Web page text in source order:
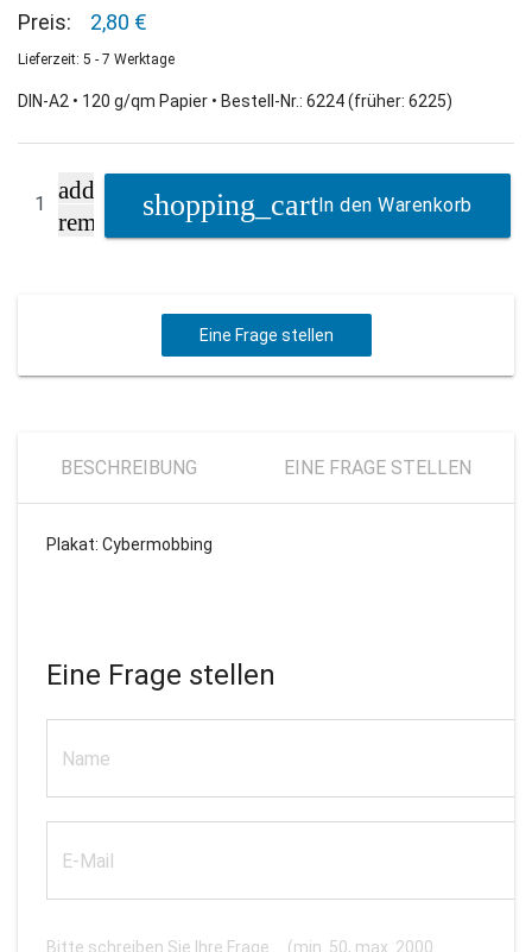
Preis: 2,80 €
Lieferzeit: 5 - 7 Werktage
DIN-A2 • 120 g/qm Papier • Bestell-Nr.: 6224 (früher: 6225)
add
remove
In den Warenkorb
Eine Frage stellen
BESCHREIBUNG EINE FRAGE STELLEN
Plakat: Cybermobbing
Eine Frage stellen